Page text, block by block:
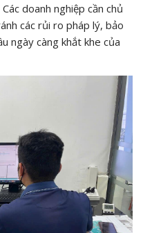
doanh nghiệp cần chủ
các rủi ro pháp lý, bảo
ngày càng khắt khe của